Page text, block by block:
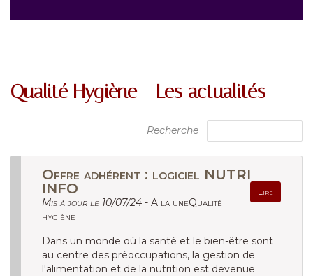
Qualité Hygiène - Les actualités
Recherche
Offre adhérent : logiciel NUTRI
INFO
Lire
Mis à jour le 10/07/24 - A la uneQualité
hygiène
Dans un monde où la santé et le bien-être sont
au centre des préoccupations, la gestion de
l'alimentation et de la nutrition est devenue